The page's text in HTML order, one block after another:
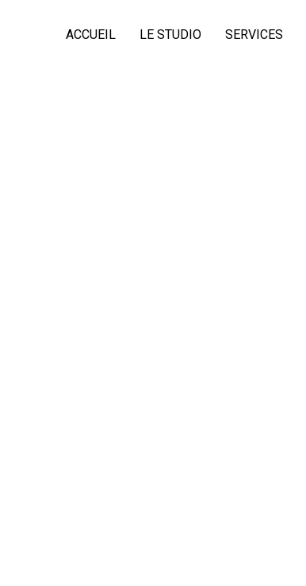
ACCUEIL LE STUDIO SERVICES